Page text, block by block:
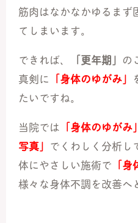
筋肉はなかなかゆるまず
てしまいます。
できれば、
「更年期」 の
真剣に 「身体のゆがみ」
たいですね。
当院では 「身体のゆがみ」
写真」 でくわしく分析し
体にやさしい施術で 「
様々な身体不調を改善へ